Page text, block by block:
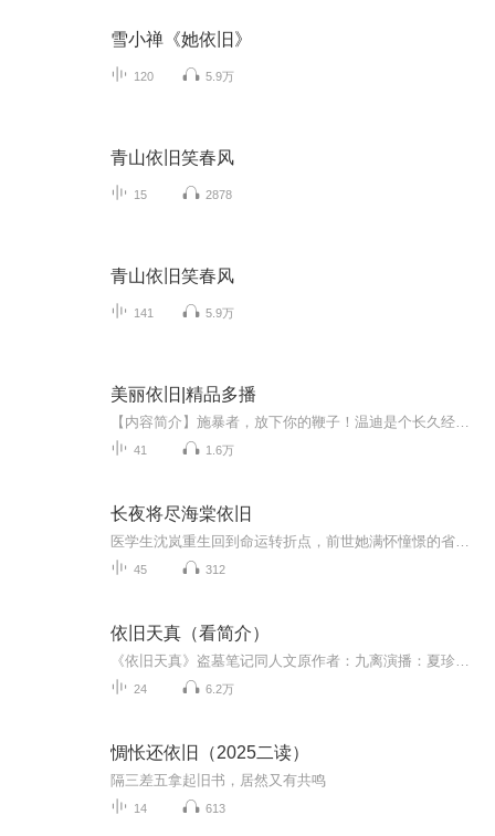
雪小禅《她依旧》
120 5.9万
青山依旧笑春风
15 2878
青山依旧笑春风
141 5.9万
美丽依旧|精品多播
41 1.6万
长夜将尽海棠依旧
45 312
依旧天真（看简介）
24 6.2万
惆怅还依旧（2025二读）
隔三差五拿起旧书，居然又有共鸣
14 613